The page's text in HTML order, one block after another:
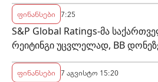
ფინანსები 7:25
S&P Global Ratings-მა
რეიტინგი უცვლელად, BB
ფინანსები 7 აგვისტო 15:20